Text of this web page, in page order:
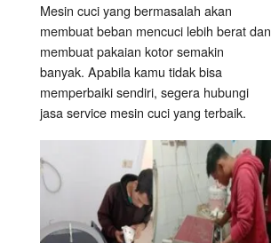
Mesin cuci yang bermasalah akan
membuat beban mencuci lebih berat dan
membuat pakaian kotor semakin
banyak. Apabila kamu tidak bisa
memperbaiki sendiri, segera hubungi
jasa service mesin cuci yang terbaik.